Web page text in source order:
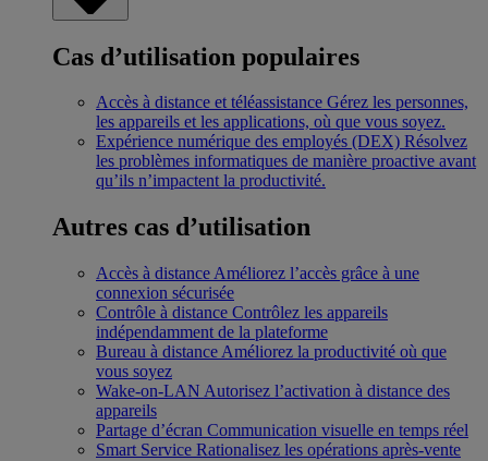
Cas d’utilisation populaires
Accès à distance et téléassistance Gérez les personnes,
les appareils et les applications, où que vous soyez.
Expérience numérique des employés (DEX) Résolvez
les problèmes informatiques de manière proactive avant
qu’ils n’impactent la productivité.
Autres cas d’utilisation
Accès à distance Améliorez l’accès grâce à une
connexion sécurisée
Contrôle à distance Contrôlez les appareils
indépendamment de la plateforme
Bureau à distance Améliorez la productivité où que
vous soyez
Wake-on-LAN Autorisez l’activation à distance des
appareils
Partage d’écran Communication visuelle en temps réel
Smart Service Rationalisez les opérations après-vente